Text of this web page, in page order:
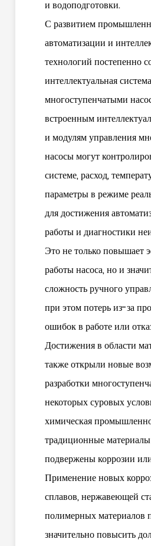
и водоподготовки.
С развитием
автоматизации и
технологий постепенно
интеллектуальная
многоступенчатыми
встроенным
и модулям управления
насосы могут
системе, расход,
параметры в режиме
для достижения
работы и диагностики
Это не только повышает
работы насоса, но и
сложность ручного
при этом потерь из-за
ошибок в работе или
Достижения в области
также открыли новые
разработки
некоторых суровых
химическая
традиционные материалы
подвержены коррозии
Применение новых
сплавов, нержавеющей
полимерных материалов
значительно повысить